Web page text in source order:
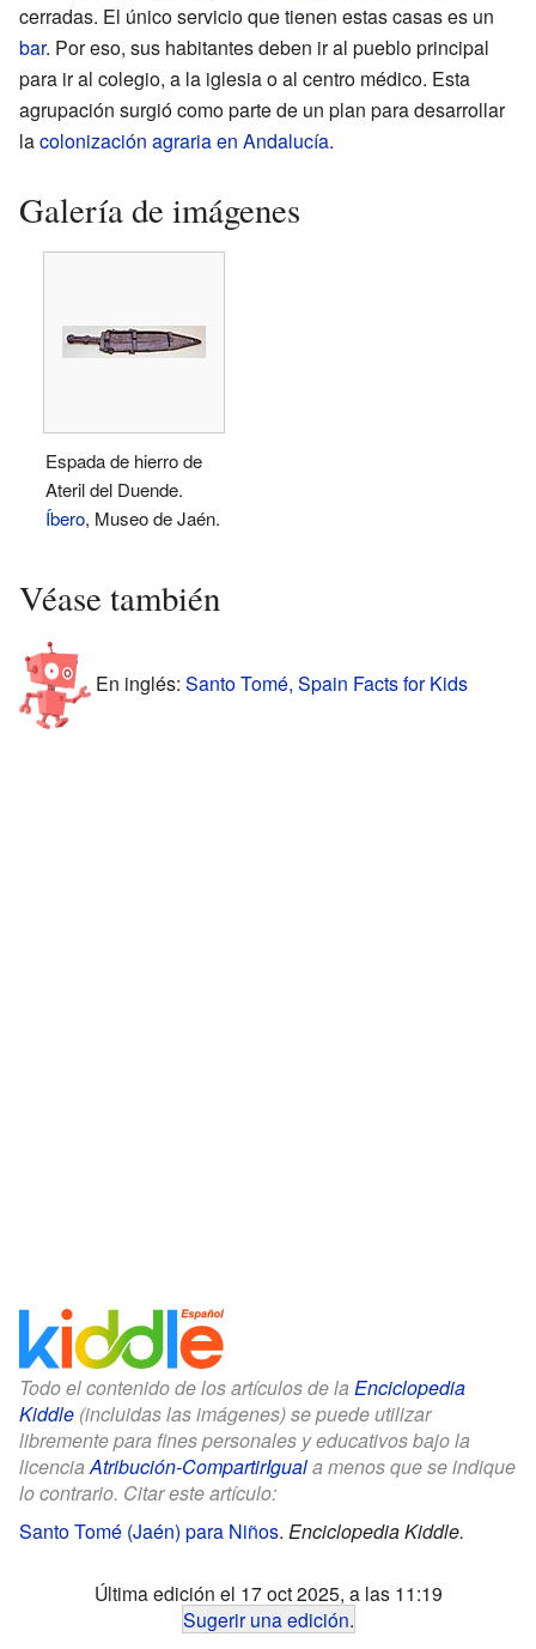
cerradas. El único servicio que tienen estas casas es un
bar. Por eso, sus habitantes deben ir al pueblo principal
para ir al colegio, a la iglesia o al centro médico. Esta
agrupación surgió como parte de un plan para desarrollar
lacolonización agraria en Andalucía.
Galería de imágenes
Espada de hierro de
Ateril del Duende.
Íbero, Museo de Jaén.
Véase también
En inglés: Santo Tomé, Spain Facts for Kids
Todo el contenido de los artículos de la Enciclopedia
Kiddle (incluidas las imágenes) se puede utilizar
libremente para fines personales y educativos bajo la
licenciaAtribución-CompartirIguala menos que se indique
lo contrario. Citar este artículo:
Santo Tomé (Jaén) para Niños. Enciclopedia Kiddle.
Última edición el 17 oct 2025, a las 11:19
Sugerir una edición.